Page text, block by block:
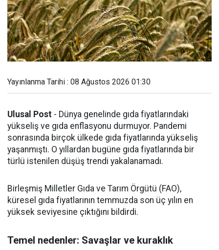
Yayınlanma Tarihi : 08 Ağustos 2026 01:30
Ulusal Post - Dünya genelinde gıda fiyatlarındaki
yükseliş ve gıda enflasyonu durmuyor. Pandemi
sonrasında birçok ülkede gıda fiyatlarında yükseliş
yaşanmıştı. O yıllardan bugüne gıda fiyatlarında bir
türlü istenilen düşüş trendi yakalanamadı.
Birleşmiş Milletler Gıda ve Tarım Örgütü (FAO),
küresel gıda fiyatlarının temmuzda son üç yılın en
yüksek seviyesine çıktığını bildirdi.
Temel nedenler: Savaşlar ve kuraklık